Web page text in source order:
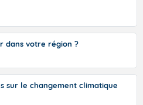
dans votre région ?
sur le changement climatique